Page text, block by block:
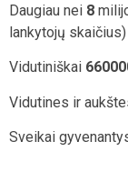
Daugiau nei 8
lankytojų skaičius)
Vidutiniškai
Vidutines ir
Sveikai